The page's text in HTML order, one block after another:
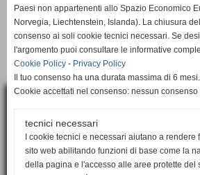
Paesi non appartenenti allo Spazio Economico
Norvegia, Liechtenstein, Islanda). La chiusura
consenso ai soli cookie tecnici necessari. Se
l'argomento puoi consultare le informative
Cookie Policy - Privacy Policy
Il tuo consenso ha una durata massima di 6 mesi.
Cookie accettati nel consenso: nessun consenso
tecnici necessari
I cookie tecnici e necessari aiutano a rendere
sito web abilitando funzioni di base come la
della pagina e l'accesso alle aree protette del